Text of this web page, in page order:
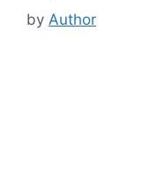
by Author